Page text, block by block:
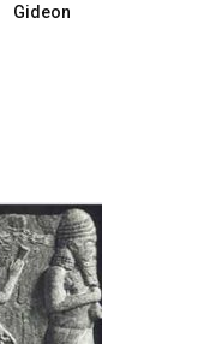
Gideon